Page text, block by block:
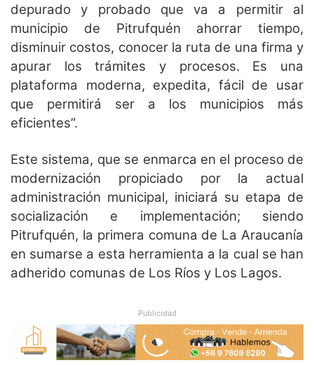
depurado y probado que va a permitir al
municipio de Pitrufquén ahorrar tiempo,
disminuir costos, conocer la ruta de una firma y
apurar los trámites y procesos. Es una
plataforma moderna, expedita, fácil de usar
que permitirá ser a los municipios más
eficientes”.
Este sistema, que se enmarca en el proceso de
modernización propiciado por la actual
administración municipal, iniciará su etapa de
socialización e implementación; siendo
Pitrufquén, la primera comuna de La Araucanía
en sumarse a esta herramienta a la cual se han
adherido comunas de Los Ríos y Los Lagos.
Publicidad